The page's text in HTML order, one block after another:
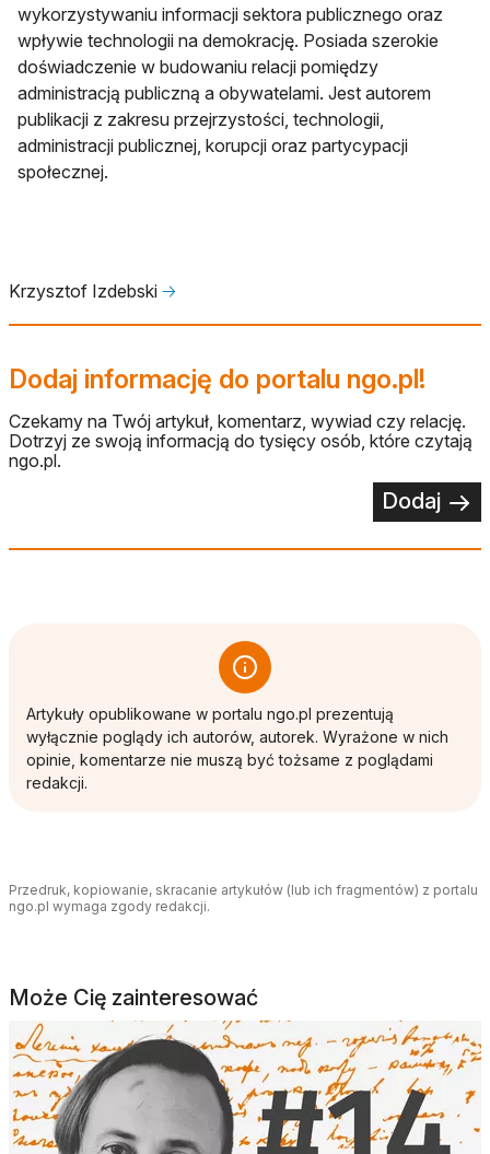
wykorzystywaniu informacji sektora publicznego oraz
wpływie technologii na demokrację. Posiada szerokie
doświadczenie w budowaniu relacji pomiędzy
administracją publiczną a obywatelami. Jest autorem
publikacji z zakresu przejrzystości, technologii,
administracji publicznej, korupcji oraz partycypacji
społecznej.
Krzysztof Izdebski 🡢
Dodaj informację do portalu ngo.pl!
Czekamy na Twój artykuł, komentarz, wywiad czy relację.
Dotrzyj ze swoją informacją do tysięcy osób, które czytają
ngo.pl.
Dodaj
Artykuły opublikowane w portalu ngo.pl prezentują
wyłącznie poglądy ich autorów, autorek. Wyrażone w nich
opinie, komentarze nie muszą być tożsame z poglądami
redakcji.
Przedruk, kopiowanie, skracanie artykułów (lub ich fragmentów) z portalu
ngo.pl wymaga zgody redakcji.
Może Cię zainteresować